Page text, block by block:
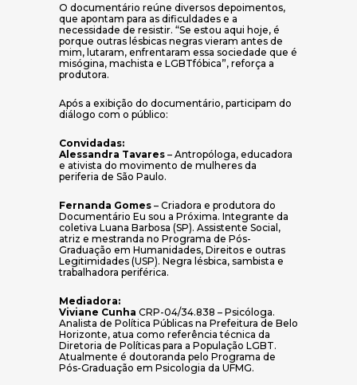
O documentário reúne diversos depoimentos,
que apontam para as dificuldades e a
necessidade de resistir. “Se estou aqui hoje, é
porque outras lésbicas negras vieram antes de
mim, lutaram, enfrentaram essa sociedade que é
misógina, machista e LGBTfóbica”, reforça a
produtora.
Após a exibição do documentário, participam do
diálogo com o público:
Convidadas:
Alessandra Tavares – Antropóloga, educadora
e ativista do movimento de mulheres da
periferia de São Paulo.
Fernanda Gomes – Criadora e produtora do
Documentário Eu sou a Próxima. Integrante da
coletiva Luana Barbosa (SP). Assistente Social,
atriz e mestranda no Programa de Pós-
Graduação em Humanidades, Direitos e outras
Legitimidades (USP). Negra lésbica, sambista e
trabalhadora periférica.
Mediadora:
Viviane Cunha CRP-04/34.838 – Psicóloga.
Analista de Política Públicas na Prefeitura de Belo
Horizonte, atua como referência técnica da
Diretoria de Políticas para a População LGBT.
Atualmente é doutoranda pelo Programa de
Pós-Graduação em Psicologia da UFMG.